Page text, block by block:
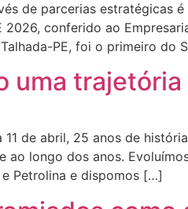
de parcerias estratégicas
conferido ao
PE, foi o primeiro do
uma
de abril, 25 anos de
ao longo dos anos.
Petrolina e dispomos […]